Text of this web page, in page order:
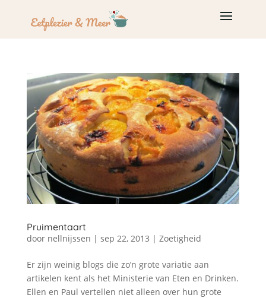
Pruimentaart
door nellnijssen | sep 22, 2013 | Zoetigheid
Er zijn weinig blogs die zo’n grote variatie aan
artikelen kent als het Ministerie van Eten en Drinken.
Ellen en Paul vertellen niet alleen over hun grote